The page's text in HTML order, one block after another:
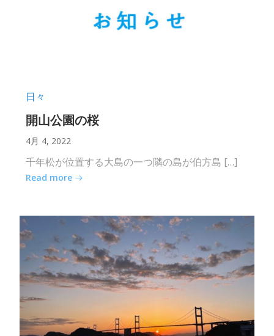
日々
開山公園の桜
4月 4, 2022
千年松が位置する大島の一つ隣の島が伯方島 […]
Read more